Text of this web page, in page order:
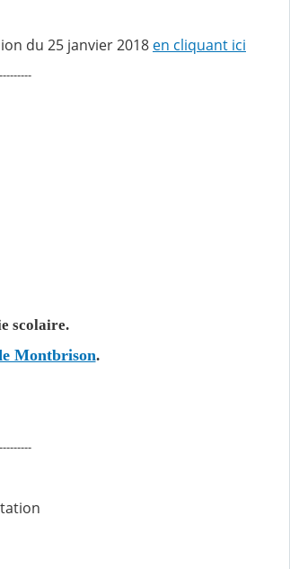
du 25 janvier 2018 en cliquant ici
scolaire.
Montbrison.